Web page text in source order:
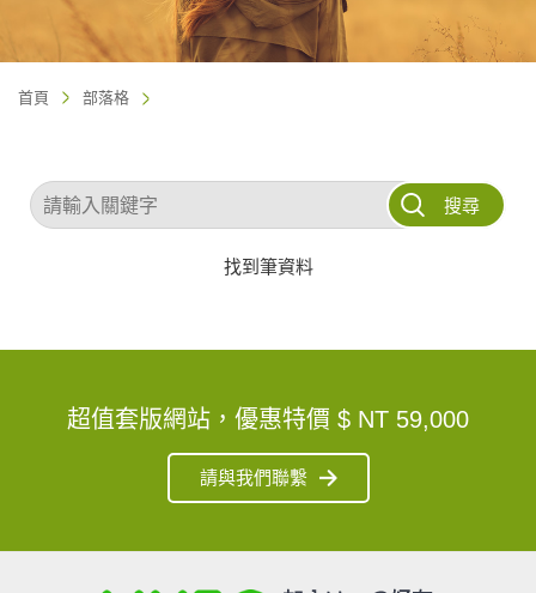
首頁 部落格
搜尋
找到 筆資料
超值套版網站，優惠特價 $ NT 59,000
請與我們聯繫